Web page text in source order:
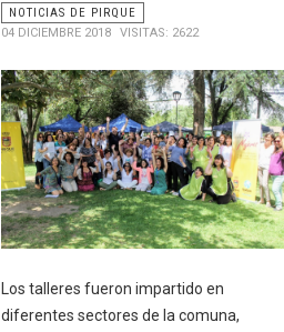
NOTICIAS DE PIRQUE
04 DICIEMBRE 2018
VISITAS: 2622
Los talleres fueron impartido en
diferentes sectores de la comuna,